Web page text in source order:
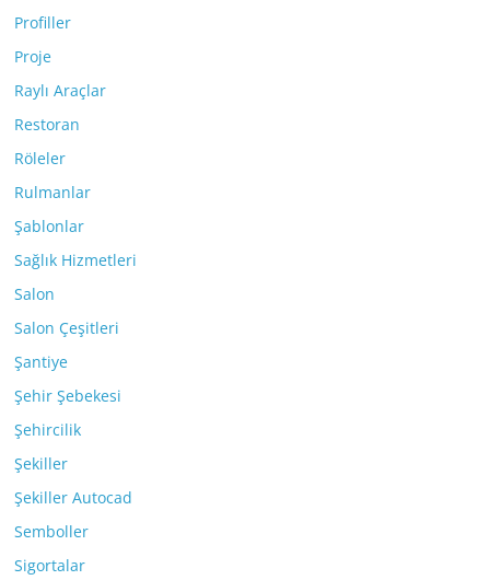
Profiller
Proje
Raylı Araçlar
Restoran
Röleler
Rulmanlar
Şablonlar
Sağlık Hizmetleri
Salon
Salon Çeşitleri
Şantiye
Şehir Şebekesi
Şehircilik
Şekiller
Şekiller Autocad
Semboller
Sigortalar